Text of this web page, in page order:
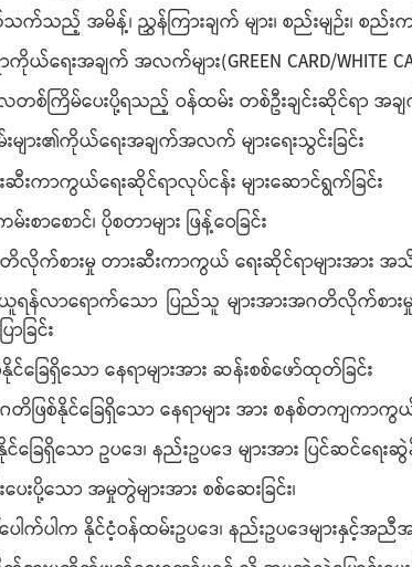
သည့် အမိန့်၊ ညွှန်ကြားချက် များ၊ စည်းမျဉ်း၊ စည်းက
ရေးအချက် အလက်များ(GREEN CARD/WHITE
လတစ်ကြိမ်ပေးပို့ရသည့် ဝန်ထမ်း တစ်ဦးချင်းဆိုင်ရာ အ
းများ၏ကိုယ်ရေးအချက်အလက် များရေးသွင်းခြင်း
ကာကွယ်ရေးဆိုင်ရာလုပ်ငန်း များဆောင်ရွက်ခြင်း
စောင်၊ ပိုစတာများ ဖြန့်ဝေခြင်း
တိလိုက်စားမှု တားဆီးကာကွယ် ရေးဆိုင်ရာများအား အသိ
ရန်လာရောက်သော ပြည်သူ များအားအဂတိလိုက်စား
ခြင်း
ြေရှိသော နေရာများအား ဆန်းစစ်ဖော်ထုတ်ခြင်း
ြစ်နိုင်ခြေရှိသော နေရာများ အား စနစ်တကျကာကွယ်
ေရှိသော ဥပဒေ၊ နည်းဥပဒေ များအား ပြင်ဆင်ရေးဆွဲ
ေးပို့သော အမှုတွဲများအား စစ်ဆေးခြင်း၊
က်ပါက နိုင်ငံ့ဝန်ထမ်းဥပဒေ၊ နည်းဥပဒေများနှင့်အညီအ